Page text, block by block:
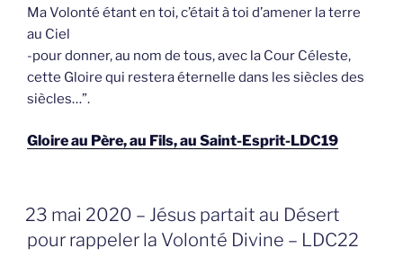
Ma Volonté étant en toi, c’était à toi d’amener la terre
au Ciel
-pour donner, au nom de tous, avec la Cour Céleste,
cette Gloire qui restera éternelle dans les siècles des
siècles…”.
Gloire au Père, au Fils, au Saint-Esprit-LDC19
GEPLAATST
OP
23 mai 2020 – Jésus partait au Désert
pour rappeler la Volonté Divine – LDC22